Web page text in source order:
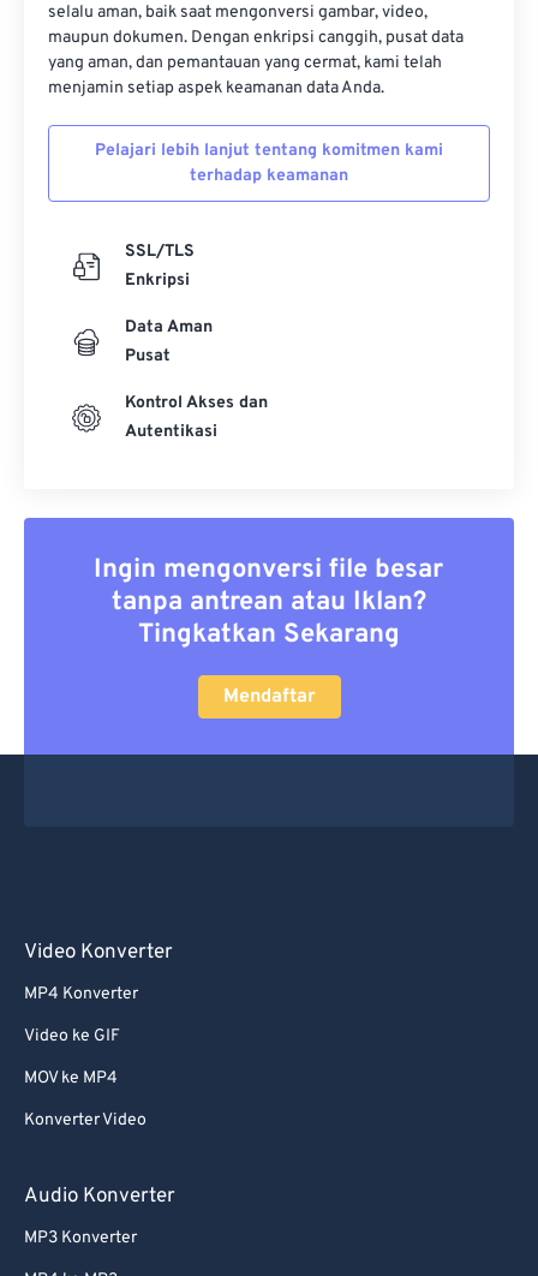
selalu aman, baik saat mengonversi gambar, video,
maupun dokumen. Dengan enkripsi canggih, pusat data
yang aman, dan pemantauan yang cermat, kami telah
menjamin setiap aspek keamanan data Anda.
Pelajari lebih lanjut tentang komitmen kami
terhadap keamanan
SSL/TLS
Enkripsi
Data Aman
Pusat
Kontrol Akses dan
Autentikasi
Ingin mengonversi file besar
tanpa antrean atau Iklan?
Tingkatkan Sekarang
Mendaftar
Video Konverter
MP4 Konverter
Video ke GIF
MOV ke MP4
Konverter Video
Audio Konverter
MP3 Konverter